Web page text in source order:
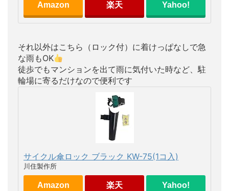
Amazon 楽天 Yahoo!
それ以外はこちら（ロック付）に着けっぱなしで急
な雨もOK
徒歩でもマンションを出て雨に気付いた時など、駐
輪場に寄るだけなので便利です
サイクル傘ロック ブラック KW-75(1コ入)
川住製作所
Amazon 楽天 Yahoo!